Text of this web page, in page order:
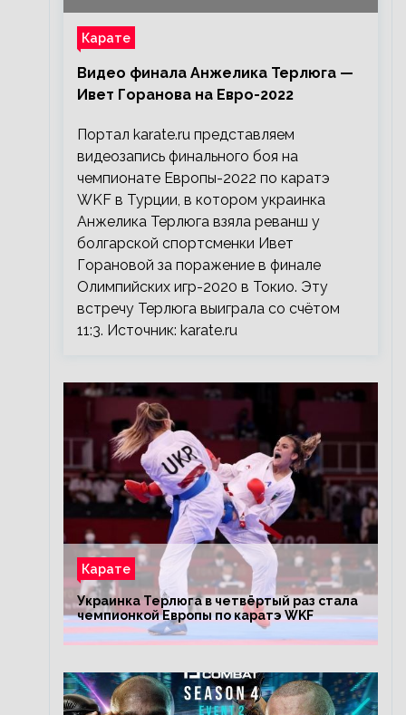
Карате
Видео финала Анжелика Терлюга —
Ивет Горанова на Евро-2022
Портал karate.ru представляем
видеозапись финального боя на
чемпионате Европы-2022 по каратэ
WKF в Турции, в котором украинка
Анжелика Терлюга взяла реванш у
болгарской спортсменки Ивет
Горановой за поражение в финале
Олимпийских игр-2020 в Токио. Эту
встречу Терлюга выиграла со счётом
11:3. Источник: karate.ru
Карате
Украинка Терлюга в четвёртый раз стала
чемпионкой Европы по каратэ WKF